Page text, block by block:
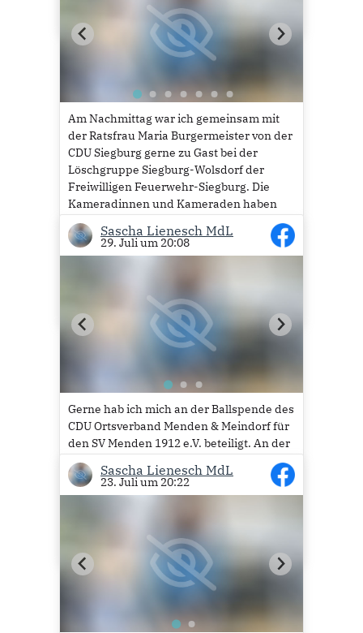
31
Am Nachmittag war ich gemeinsam mit
der Ratsfrau Maria Burgermeister von der
CDU Siegburg gerne zu Gast bei der
Löschgruppe Siegburg-Wolsdorf der
Freiwilligen Feuerwehr-Siegburg. Die
Kameradinnen und Kameraden haben
ein neues Konzept. Erstmals gab es ein
schönes Familienfest auf dem Schulhof
der Grundschule...
34
Sascha Lienesch MdL
29. Juli um 20:08
Gerne hab ich mich an der Ballspende des
CDU Ortsverband Menden & Meindorf für
den SV Menden 1912 e.V. beteiligt. An der
Übergabe konnte ich urlaubsbedingt
leider nicht teilnehmen.
10
Sascha Lienesch MdL
23. Juli um 20:22